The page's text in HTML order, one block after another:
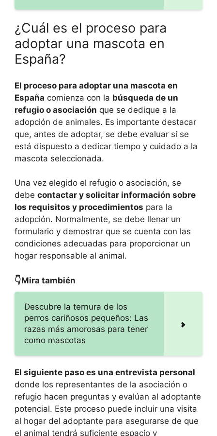
¿Cuál es el proceso para
adoptar una mascota en
España?
El proceso para adoptar una mascota en
España comienza con la búsqueda de un
refugio o asociación que se dedique a la
adopción de animales. Es importante destacar
que, antes de adoptar, se debe evaluar si se
está dispuesto a dedicar tiempo y cuidado a la
mascota seleccionada.
Una vez elegido el refugio o asociación, se
debe contactar y solicitar información sobre
los requisitos y procedimientos para la
adopción. Normalmente, se debe llenar un
formulario y demostrar que se cuenta con las
condiciones adecuadas para proporcionar un
hogar responsable al animal.
👇Mira también
Descubre la ternura de los
perros cariñosos pequeños: Las
razas más amorosas para tener
como mascotas
El siguiente paso es una entrevista personal
donde los representantes de la asociación o
refugio hacen preguntas y evalúan al adoptante
potencial. Este proceso puede incluir una visita
al hogar del adoptante para asegurarse de que
el animal tendrá suficiente espacio y